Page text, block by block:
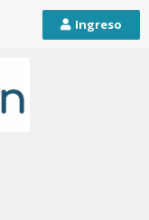
Ingreso